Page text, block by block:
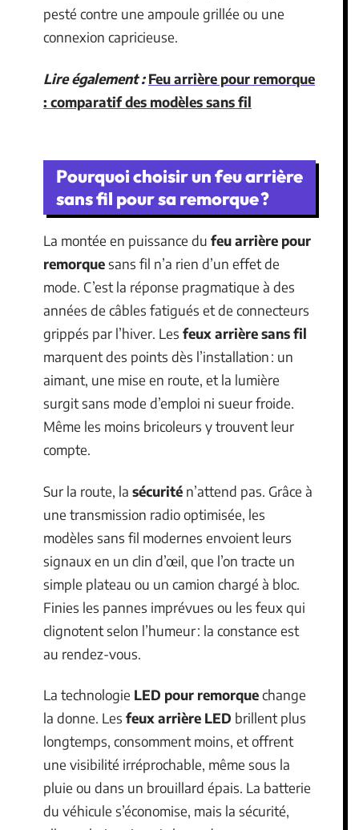
pesté contre une ampoule grillée ou une
connexion capricieuse.
Lire également : Feu arrière pour remorque
: comparatif des modèles sans fil
Pourquoi choisir un feu arrière
sans fil pour sa remorque ?
La montée en puissance du feu arrière pour
remorquesans fil n’a rien d’un effet de
mode. C’est la réponse pragmatique à des
années de câbles fatigués et de connecteurs
grippés par l’hiver. Les feux arrière sans fil
marquent des points dès l’installation : un
aimant, une mise en route, et la lumière
surgit sans mode d’emploi ni sueur froide.
Même les moins bricoleurs y trouvent leur
compte.
Sur la route, la sécurité n’attend pas. Grâce à
une transmission radio optimisée, les
modèles sans fil modernes envoient leurs
signaux en un clin d’œil, que l’on tracte un
simple plateau ou un camion chargé à bloc.
Finies les pannes imprévues ou les feux qui
clignotent selon l’humeur : la constance est
au rendez-vous.
La technologie LED pour remorquechange
la donne. Les feux arrière LED brillent plus
longtemps, consomment moins, et offrent
une visibilité irréprochable, même sous la
pluie ou dans un brouillard épais. La batterie
du véhicule s’économise, mais la sécurité,